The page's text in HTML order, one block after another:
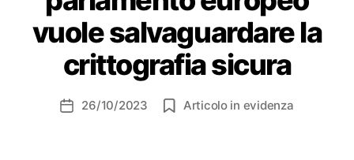
vuole salvaguardare la
crittografia sicura
Data26/10/2023 Articolo in evidenza